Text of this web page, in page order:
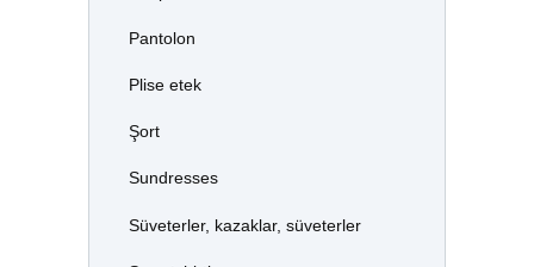
Pantolon
Plise etek
Şort
Sundresses
Süveterler, kazaklar, süveterler